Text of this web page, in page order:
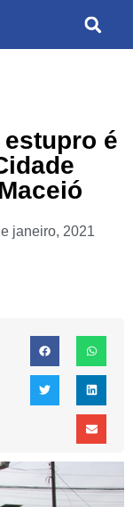
é
janeiro, 2021